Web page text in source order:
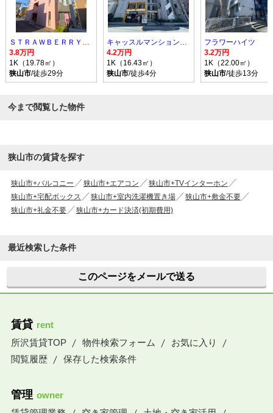
ＳＴＲＡＷＢＥＲＲＹ ＣＵＢＥ
3.8万円
1K（19.78㎡）
狭山市/徒歩29分
キャッスルマンション狭山祇園
4.2万円
1K（16.43㎡）
狭山市/徒歩4分
フラワーハイツ
3.2万円
1K（22.00㎡）
狭山市/徒歩13分
今まで閲覧した物件
狭山市の賃貸を探す
狭山市+バルコニー 狭山市+エアコン
狭山市+TVインターホン
狭山市+宅配ボックス
狭山市+室内洗濯機置き場
狭山市+敷金不要
狭山市+礼金不要
狭山市+カード決済(初期費用)
最近検索した条件
このページをメールで送る
賃貸 rent
所沢賃貸TOP
物件検索フォーム
お気に入り
閲覧履歴
保存した検索条件
管理 owner